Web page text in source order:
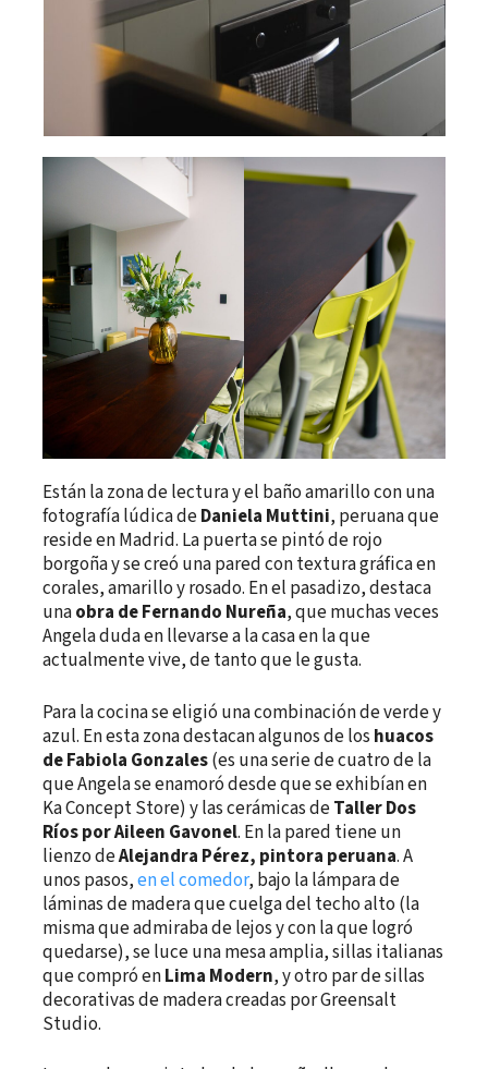
Están la zona de lectura y el baño amarillo con una
fotografía lúdica deDaniela Muttini, peruana que
reside en Madrid. La puerta se pintó de rojo
borgoña y se creó una pared con textura gráfica en
corales, amarillo y rosado. En el pasadizo, destaca
unaobra de Fernando Nureña, que muchas veces
Angela duda en llevarse a la casa en la que
actualmente vive, de tanto que le gusta.
Para la cocina se eligió una combinación de verde y
azul. En esta zona destacan algunos de los huacos
de Fabiola Gonzales(es una serie de cuatro de la
que Angela se enamoró desde que se exhibían en
Ka Concept Store) y las cerámicas deTaller Dos
Ríos por Aileen Gavonel. En la pared tiene un
lienzo deAlejandra Pérez, pintora peruana. A
unos pasos,en el comedor, bajo la lámpara de
láminas de madera que cuelga del techo alto (la
misma que admiraba de lejos y con la que logró
quedarse), se luce una mesa amplia, sillas italianas
que compró enLima Modern, y otro par de sillas
decorativas de madera creadas por Greensalt
Studio.